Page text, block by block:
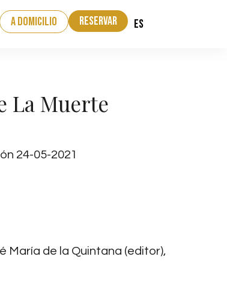
a domicilio Reservar ES
La Muerte
24-05-2021
María de la Quintana (editor),